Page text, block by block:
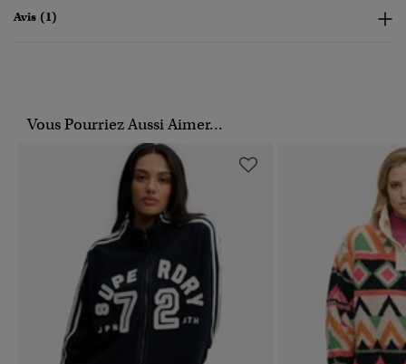
Avis (1)
Vous Pourriez Aussi Aimer...